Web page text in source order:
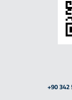
+90 342